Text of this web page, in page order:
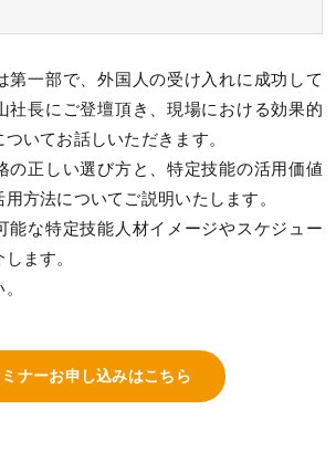
第一部で、外国人の受け入れに成功して
社⾧にご登壇頂き、現場における効果的
いてお話しいただきます。
の正しい選び方と、特定技能の活用価値
方法についてご説明いたします。
能な特定技能人材イメージやスケジュー
ます。
ナーお申し込みはこちら